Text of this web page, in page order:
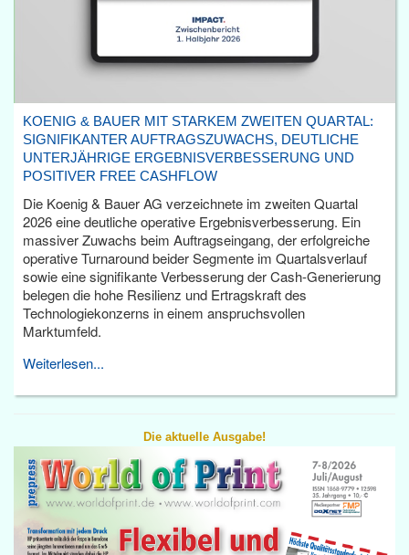
KOENIG & BAUER MIT STARKEM ZWEITEN QUARTAL:
SIGNIFIKANTER AUFTRAGSZUWACHS, DEUTLICHE
UNTERJÄHRIGE ERGEBNISVERBESSERUNG UND
POSITIVER FREE CASHFLOW
Die Koenig & Bauer AG verzeichnete im zweiten Quartal
2026 eine deutliche operative Ergebnisverbesserung. Ein
massiver Zuwachs beim Auftragseingang, der erfolgreiche
operative Turnaround beider Segmente im Quartalsverlauf
sowie eine signifikante Verbesserung der Cash-Generierung
belegen die hohe Resilienz und Ertragskraft des
Technologiekonzerns in einem anspruchsvollen
Marktumfeld.
Weiterlesen...
Die aktuelle Ausgabe!